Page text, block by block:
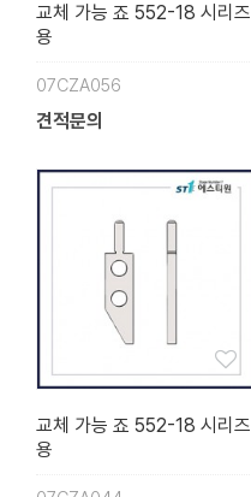
교체 가능 죠 552-18 시리즈
용
07CZA056
견적문의
교체 가능 죠 552-18 시리즈
용